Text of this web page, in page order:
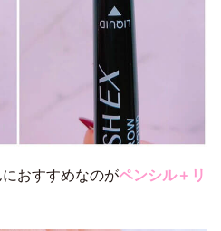
おすすめなのがペンシル＋リ